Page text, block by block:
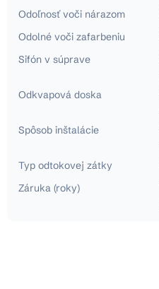
Odoľnosť voči nárazom
Odolné voči zafarbeniu
Sifón v súprave
Odkvapová doska
Spôsob inštalácie
Typ odtokovej zátky
Záruka (roky)